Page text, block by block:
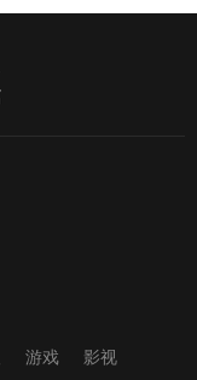
游戏 影视